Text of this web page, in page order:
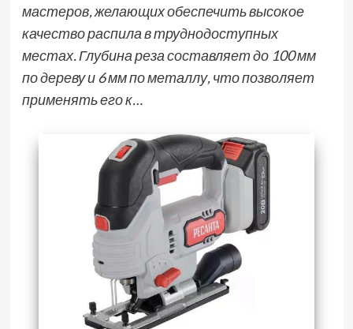
мастеров, желающих обеспечить высокое
качество распила в труднодоступных
местах. Глубина реза составляет до 100 мм
по дереву и 6 мм по металлу, что позволяет
применять его к…